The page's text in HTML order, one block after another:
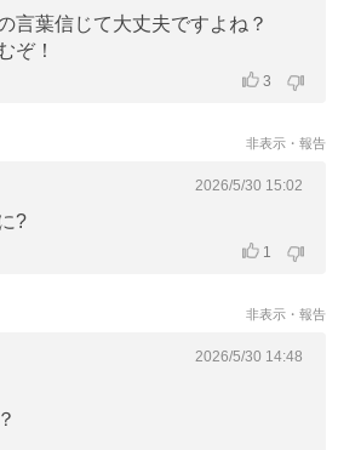
言葉信じて大丈夫ですよね？
ぞ！
3
非表示・報告
2026/5/30 15:02
?
1
非表示・報告
2026/5/30 14:48